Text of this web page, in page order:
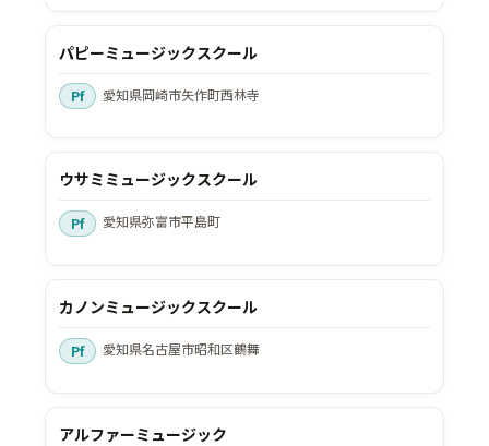
パピーミュージックスクール
愛知県岡崎市矢作町西林寺
ウサミミュージックスクール
愛知県弥富市平島町
カノンミュージックスクール
愛知県名古屋市昭和区鶴舞
アルファーミュージック